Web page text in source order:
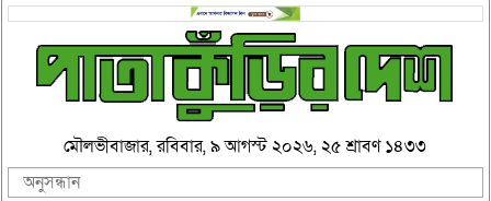
মৌলভীবাজার, রবিবার, ৯ আগস্ট ২০২৬, ২৫ শ্রাবণ ১৪৩৩